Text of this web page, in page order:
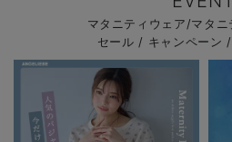
マタニティウェア/マタ
セール / キャンペーン